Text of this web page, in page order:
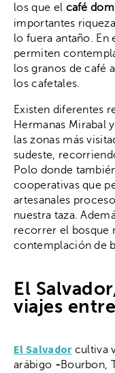
los que el café
importantes
lo fuera antaño. En
permiten
los granos de café
los cafetales.
Existen diferentes
Hermanas Mirabal
las zonas más
sudeste,
Polo donde
cooperativas que
artesanales
nuestra taza.
recorrer el bosque
contemplación de
El
viajes
El Salvadorcultiva
arábigo -Bourbon,